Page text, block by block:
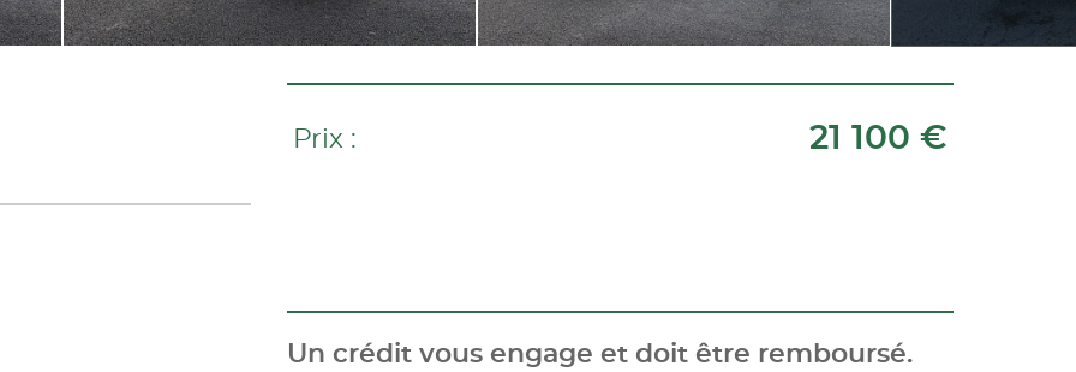
Prix : 21 100 €
Un crédit vous engage et doit être remboursé.